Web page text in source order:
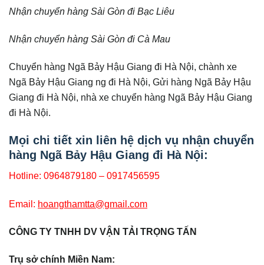
Nhận chuyển hàng Sài Gòn đi Bạc Liêu
Nhận chuyển hàng Sài Gòn đi Cà Mau
Chuyển hàng Ngã Bảy Hậu Giang đi Hà Nội, chành xe
Ngã Bảy Hậu Giang ng đi Hà Nội, Gửi hàng Ngã Bảy Hậu
Giang đi Hà Nội, nhà xe chuyển hàng Ngã Bảy Hậu Giang
đi Hà Nội.
Mọi chi tiết xin liên hệ dịch vụ nhận chuyển
hàng Ngã Bảy Hậu Giang đi Hà Nội:
Hotline: 0964879180 – 0917456595
Email: hoangthamtta@gmail.com
CÔNG TY TNHH DV VẬN TẢI TRỌNG TẤN
Trụ sở chính Miền Nam: